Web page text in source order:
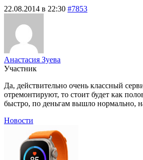
22.08.2014 в 22:30 #7853
Анастасия Зуева
Участник
Да, действительно очень классный
отремонтируют, то стоит будет как
быстро, по деньгам вышло нормально,
Новости